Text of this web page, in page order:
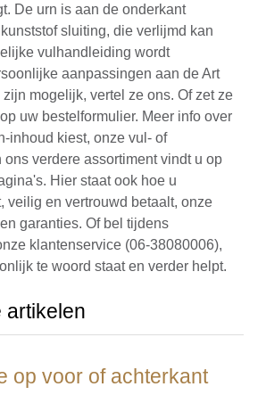
De urn is aan de onderkant
sluiting, die verlijmd kan
vulhandleiding wordt
aanpassingen aan de Art
mogelijk, vertel ze ons. Of zet ze
uw bestelformulier. Meer info over
inhoud kiest, onze vul- of
ons verdere assortiment vindt u op
Hier staat ook hoe u
veilig en vertrouwd betaalt, onze
garanties. Of bel tijdens
klantenservice (06-38080006),
te woord staat en verder helpt.
artikelen
op voor of achterkant